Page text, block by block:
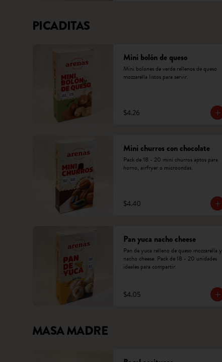
PICADITAS
Mini bolón de queso
Mini bolones de verde rellenos de queso
mozzarella listos para servir.
$4.26
Mini churros con chocolate
Pack de 18 - 20 mini churros aptos para
horno, airfryer o microondas.
$4.40
Pan yuca nacho cheese
Pan de yuca relleno de queso mozzarella y
nacho cheese. Pack de 18 - 20 unidades
ideales para compartir.
$4.05
MASA MADRE